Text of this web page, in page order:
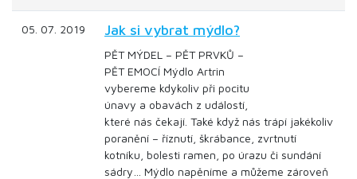
05. 07. 2019 Jak si vybrat mýdlo?
PĚT MÝDEL – PĚT PRVKŮ –
PĚT EMOCÍ Mýdlo Artrin
vybereme kdykoliv při pocitu
únavy a obavách z událostí,
které nás čekají. Také když nás trápí jakékoliv
poranění – říznutí, škrábance, zvrtnutí
kotníku, bolesti ramen, po úrazu či sundání
sádry… Mýdlo napěníme a můžeme zároveň